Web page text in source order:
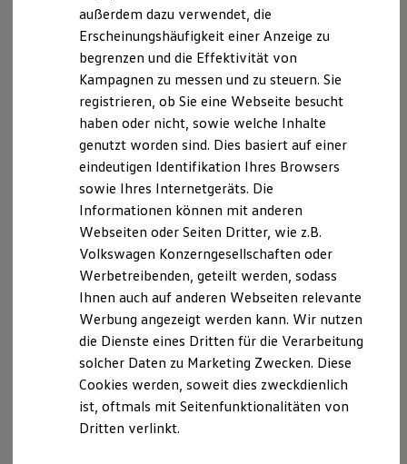
Die ID. Software 6
ID. Software Versionen und Updates
Digitale Extras
Schnittstellen zu Ihrem ID.
Hybridautos
Marke und Erlebnis
Volkswagen R und R Experience
R-Modelle
R Experience
Driving Experience
Volkswagen entdecken
Werkbesichtigung
Lifestyle Shop
T-Roc Kollektion
Golf Kollektion
ID. Kollektion
Volkswagen Kollektion
R-Kollektion
GTI Kollektion
Fußball Drop
we drive football
#wedriveproud
Besitzer und Service
Software Updates
Service und Ersatzteile
91154 Roth
Telefon: +49 (0) 9122 693 73 02
info@datenschutz-prinz.de
Datenschutzerklärung
1. Geltungsbereich und Gegenstand der
Datenschutzerklärung
Gegenstand dieser Datenschutzerklärung ist die
Information darüber, welche personenbezogenen
Daten über die Website, abrufbar unter jacobs-
gruppe.de, erhoben und zu welchem Zweck diese
verarbeitet werden. Soweit auf andere Seiten verlinkt
wird, haben wir weder Einfluss noch Kontrolle auf die
verlinkten Inhalte und die dortigen
Datenschutzbestimmungen. Wir empfehlen, die
Datenschutzerklärungen auf den Webseiten zu
prüfen, um feststellen zu können, ob und in welchem
außerdem dazu verwendet, die
Erscheinungshäufigkeit einer Anzeige zu
begrenzen und die Effektivität von
Kampagnen zu messen und zu steuern. Sie
registrieren, ob Sie eine Webseite besucht
haben oder nicht, sowie welche Inhalte
genutzt worden sind. Dies basiert auf einer
eindeutigen Identifikation Ihres Browsers
sowie Ihres Internetgeräts. Die
Informationen können mit anderen
Webseiten oder Seiten Dritter, wie z.B.
Volkswagen Konzerngesellschaften oder
Werbetreibenden, geteilt werden, sodass
Ihnen auch auf anderen Webseiten relevante
Werbung angezeigt werden kann. Wir nutzen
die Dienste eines Dritten für die Verarbeitung
solcher Daten zu Marketing Zwecken. Diese
Cookies werden, soweit dies zweckdienlich
ist, oftmals mit Seitenfunktionalitäten von
Dritten verlinkt.